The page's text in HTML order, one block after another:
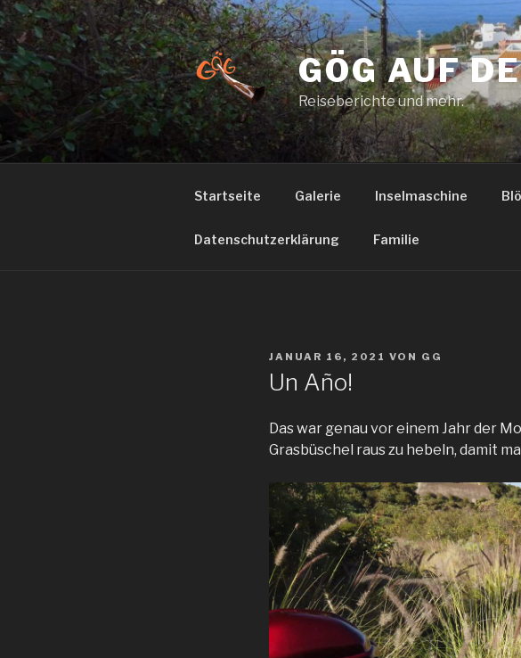
Zum
Inhalt
springen
GÖG AUF
Reiseberichte und mehr.
Startseite Galerie Inselmaschine
Datenschutzerklärung Familie
VERÖFFENTLICHT
JANUAR 16, 2021 VON GG
Un Año!
Das war genau vor einem Jahr der
Grasbüschel raus zu hebeln, damit